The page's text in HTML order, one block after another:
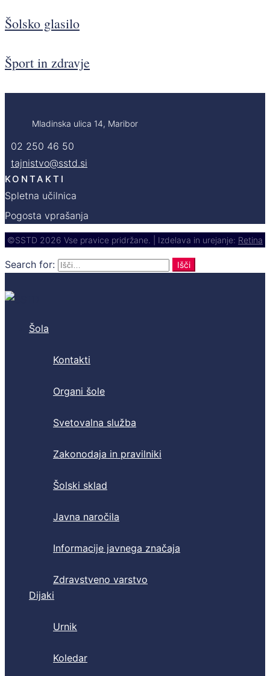
Šolsko glasilo
Šport in zdravje
Mladinska ulica 14, Maribor
02 250 46 50
tajnistvo@sstd.si
KONTAKTI
Spletna učilnica
Pogosta vprašanja
©SSTD 2026 Vse pravice pridržane. | Izdelava in urejanje: Retina
Search for: Išči
Šola
Kontakti
Organi šole
Svetovalna služba
Zakonodaja in pravilniki
Šolski sklad
Javna naročila
Informacije javnega značaja
Zdravstveno varstvo
Dijaki
Urnik
Koledar